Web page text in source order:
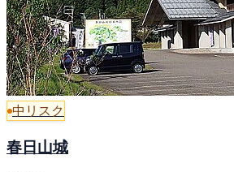
中リスク
春日山城